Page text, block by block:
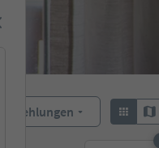
Empfehlungen